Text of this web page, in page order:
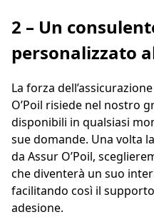
2 – Un
personalizzato
La forza
O’Poil risiede nel nostro
disponibili in qualsiasi
sue domande. Una volta
da Assur O’Poil,
che diventerà un suo
facilitando così il
adesione.